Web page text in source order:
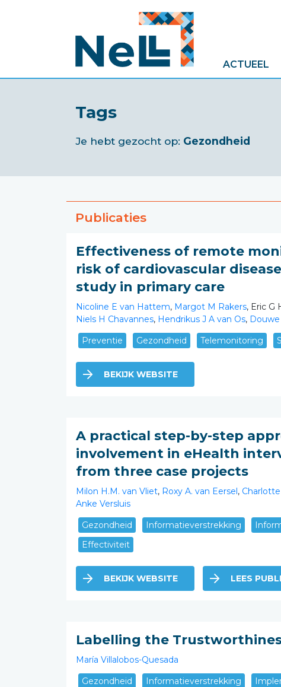
ACTUEEL
Tags
Je hebt gezocht op: Gezondheid
Publicaties
Effectiveness of remote
risk of cardiovascular
study in primary care
Nicoline E van Hattem, Margot M Rakers, Eric G
Niels H Chavannes, Hendrikus J A van Os,
Preventie
Gezondheid Telemonitoring
BEKIJK WEBSITE
A practical step-by-step
involvement in eHealth
from three case projects
Milon H.M. van Vliet, Roxy A. van Eersel,
Anke Versluis
Gezondheid
Informatieverstrekking
Effectiviteit
BEKIJK WEBSITE LEES
Labelling the
María Villalobos-Quesada
Gezondheid
Informatieverstrekking